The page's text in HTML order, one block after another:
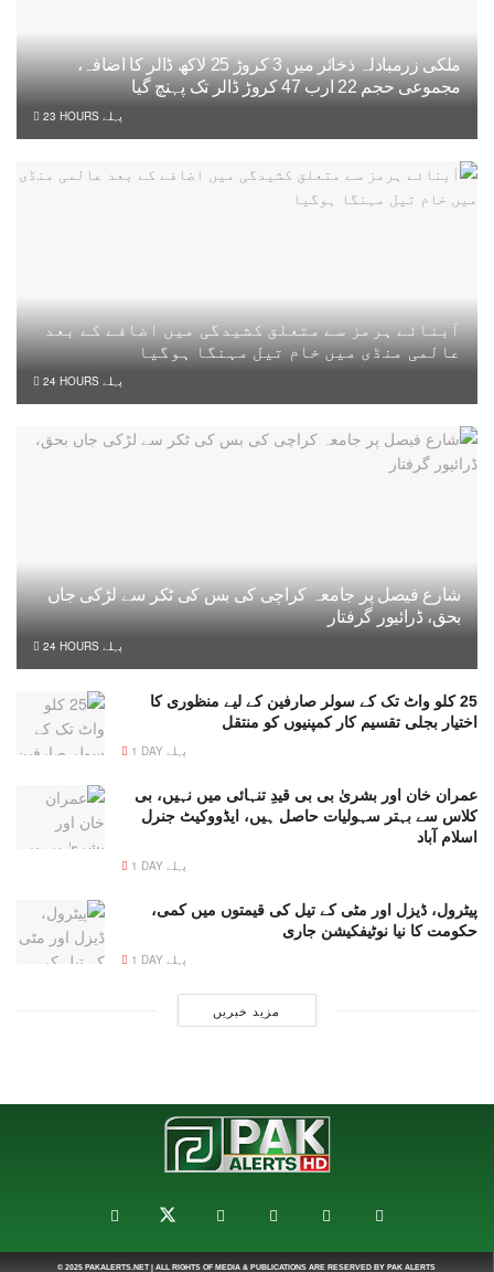
ملکی زرمبادلہ ذخائر میں 3 کروڑ 25 لاکھ ڈالر کا اضافہ،
مجموعی حجم 22 ارب 47 کروڑ ڈالر تک پہنچ گیا
23 HOURS پہلے
آبنائے ہرمز سے متعلق کشیدگی میں اضافے کے بعد
عالمی منڈی میں خام تیل مہنگا ہوگیا
24 HOURS پہلے
شارع فیصل پر جامعہ کراچی کی بس کی ٹکر سے لڑکی جاں
بحق، ڈرائیور گرفتار
24 HOURS پہلے
25 کلو واٹ تک کے سولر صارفین کے لیے منظوری کا
اختیار بجلی تقسیم کار کمپنیوں کو منتقل
1 DAY پہلے
عمران خان اور بشریٰ بی بی قیدِ تنہائی میں نہیں، بی
کلاس سے بہتر سہولیات حاصل ہیں، ایڈووکیٹ جنرل
اسلام آباد
1 DAY پہلے
پیٹرول، ڈیزل اور مٹی کے تیل کی قیمتوں میں کمی،
حکومت کا نیا نوٹیفکیشن جاری
1 DAY پہلے
مزید خبریں
© 2025 PAKALERTS.NET| ALL RIGHTS OF MEDIA & PUBLICATIONS ARE RESERVED BY PAK ALERTS